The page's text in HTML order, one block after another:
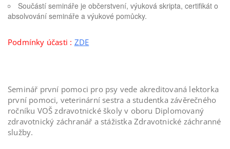
Součástí semináře je občerstvení, výuková skripta, certifikát o
absolvování semináře a výukové pomůcky.
Podmínky účasti : ZDE
Seminář první pomoci pro psy vede akreditovaná lektorka
první pomoci, veterinární sestra a studentka závěrečného
ročníku VOŠ zdravotnické školy v oboru Diplomovaný
zdravotnický záchranář a stážistka Zdravotnické záchranné
služby.